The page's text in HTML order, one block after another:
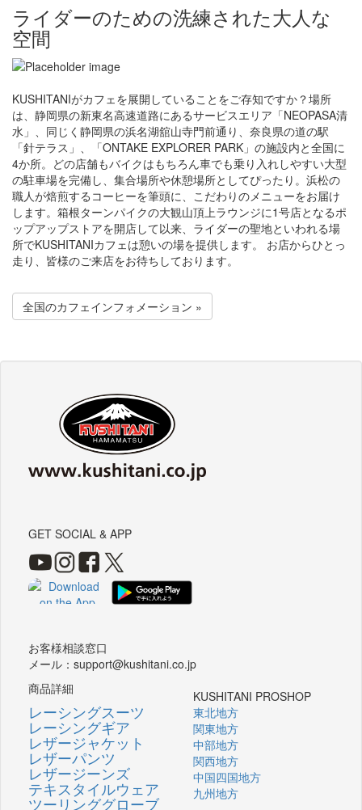
ライダーのための洗練された大人な
空間
KUSHITANIがカフェを展開していることをご存知ですか？場所
は、静岡県の新東名高速道路にあるサービスエリア「NEOPASA清
水」、同じく静岡県の浜名湖舘山寺門前通り、奈良県の道の駅
「針テラス」、「ONTAKE EXPLORER PARK」の施設内と全国に
4か所。どの店舗もバイクはもちろん車でも乗り入れしやすい大型
の駐車場を完備し、集合場所や休憩場所としてぴったり。浜松の
職人が焙煎するコーヒーを筆頭に、こだわりのメニューをお届け
します。箱根ターンパイクの大観山頂上ラウンジに1号店となるポ
ップアップストアを開店して以来、ライダーの聖地といわれる場
所でKUSHITANIカフェは憩いの場を提供します。 お店からひとっ
走り、皆様のご来店をお待ちしております。
全国のカフェインフォメーション »
GET SOCIAL & APP
お客様相談窓口
メール：support@kushitani.co.jp
商品詳細
レーシングスーツ
レーシングギア
レザージャケット
レザーパンツ
レザージーンズ
テキスタイルウェア
ツーリンググローブ
KUSHITANI PROSHOP
東北地方
関東地方
中部地方
関西地方
中国四国地方
九州地方